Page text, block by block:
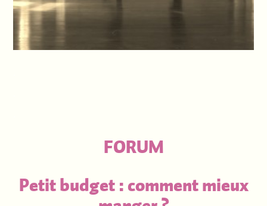
FORUM
Petit budget : comment mieux